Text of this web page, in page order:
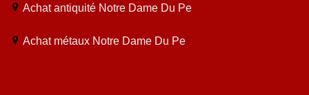
Achat antiquité Notre Dame Du Pe
Achat métaux Notre Dame Du Pe